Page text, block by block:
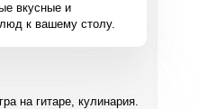
вкусные и
к вашему столу.
на гитаре, кулинария.